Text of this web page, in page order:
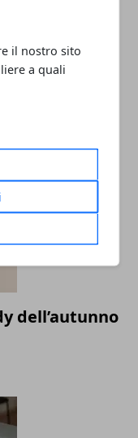
il nostro sito
a quali
dell’autunno